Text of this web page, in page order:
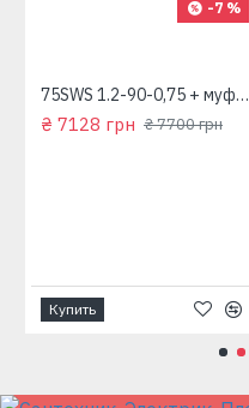
-7 %
75SWS 1.2-90-0,75 + муфта "Насосы плюс Оборудование"
₴ 7128 грн ₴ 7700 грн
Купить